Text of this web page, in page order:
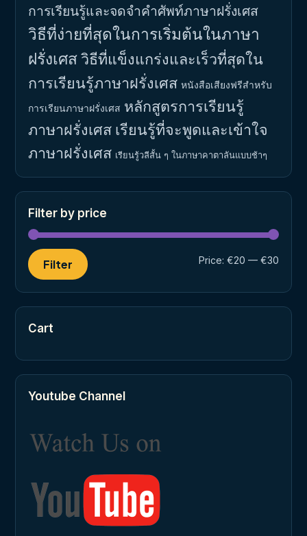
การเรียนรู้และจดจำคำศัพท์ภาษาฝรั่งเศส
วิธีที่ง่ายที่สุดในการเริ่มต้นในภาษา
ฝรั่งเศสวิธีที่แข็งแกร่งและเร็วที่สุดใน
การเรียนรู้ภาษาฝรั่งเศส หนังสือเสียงฟรีสำหรับ
การเรียนภาษาฝรั่งเศส หลักสูตรการเรียนรู้
ภาษาฝรั่งเศส เรียนรู้ที่จะพูดและเข้าใจ
ภาษาฝรั่งเศส เรียนรู้วลีสั้น ๆ ในภาษาคาตาลันแบบช้าๆ
Filter by price
Filter Price: €20 — €30
Cart
Youtube Channel